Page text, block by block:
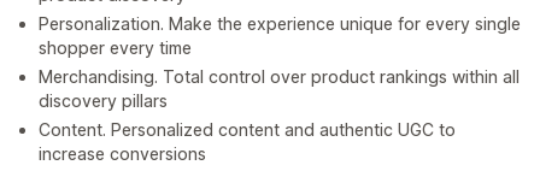
Personalization. Make the experience unique for every single
shopper every time
Merchandising. Total control over product rankings within all
discovery pillars
Content. Personalized content and authentic UGC to
increase conversions